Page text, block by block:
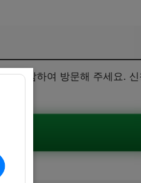
지참하여 방문해 주세요.